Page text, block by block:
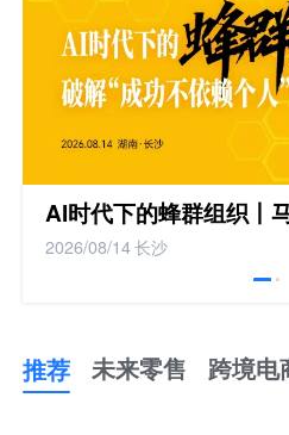
AI时代下的蜂群组织丨
2026/08/14长沙
推荐 未来零售 跨境电